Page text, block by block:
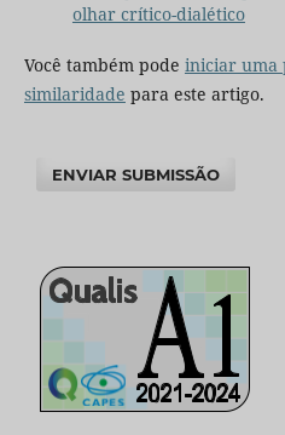
olhar crítico-dialético
Você também pode iniciar uma
similaridade para este artigo.
ENVIAR SUBMISSÃO